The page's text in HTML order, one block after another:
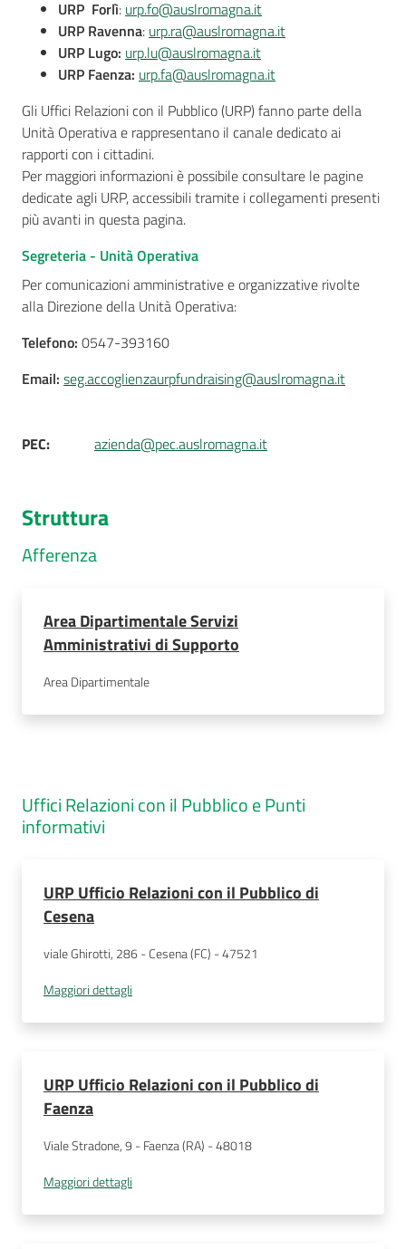
URP Forlì: urp.fo@auslromagna.it
URP Ravenna: urp.ra@auslromagna.it
URP Lugo: urp.lu@auslromagna.it
URP Faenza: urp.fa@auslromagna.it
Gli Uffici Relazioni con il Pubblico (URP) fanno parte della
Unità Operativa e rappresentano il canale dedicato ai
rapporti con i cittadini.
Per maggiori informazioni è possibile consultare le pagine
dedicate agli URP, accessibili tramite i collegamenti presenti
più avanti in questa pagina.
Segreteria - Unità Operativa
Per comunicazioni amministrative e organizzative rivolte
alla Direzione della Unità Operativa:
Telefono: 0547-393160
Email: seg.accoglienzaurpfundraising@auslromagna.it
PEC: azienda@pec.auslromagna.it
Struttura
Afferenza
Area Dipartimentale Servizi
Amministrativi di Supporto
Area Dipartimentale
Uffici Relazioni con il Pubblico e Punti
informativi
URP Ufficio Relazioni con il Pubblico di
Cesena
viale Ghirotti, 286 - Cesena (FC) - 47521
Maggiori dettagli
URP Ufficio Relazioni con il Pubblico di
Faenza
Viale Stradone, 9 - Faenza (RA) - 48018
Maggiori dettagli